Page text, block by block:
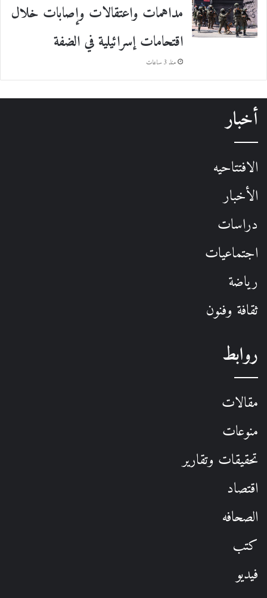
مداهمات واعتقالات وإصابات خلال
اقتحامات إسرائيلية في الضفة
منذ 3 ساعات
أخبار
الافتتاحيه
الأخبار
دراسات
اجتماعيات
رياضة
ثقافة وفنون
روابط
مقالات
منوعات
تحقيقات وتقارير
اقتصاد
الصحافه
كتب
فيديو